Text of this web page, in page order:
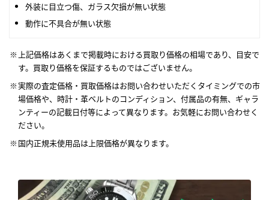
外装に目立つ傷、ガラス欠損が無い状態
動作に不具合が無い状態
上記価格はあくまで掲載時における買取り価格の相場であり、目安で
す。買取り価格を保証するものではございません。
実際の査定価格・買取価格はお問い合わせいただくタイミングでの市
場価格や、時計・革ベルトのコンディション、付属品の有無、ギャラ
ンティーの記載日付等によって異なります。お気軽にお問い合わせく
ださい。
国内正規未使用品は上限価格が異なります。